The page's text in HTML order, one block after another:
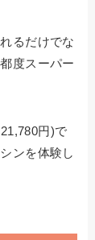
るだけでな
度スーパー
円)で
ンを体験し